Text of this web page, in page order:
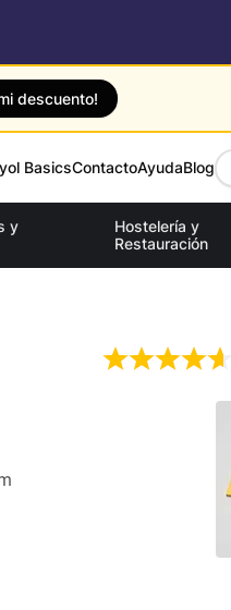
descuento!
BasicsContactoAyudaBlog
y
Hostelería y
Restauración